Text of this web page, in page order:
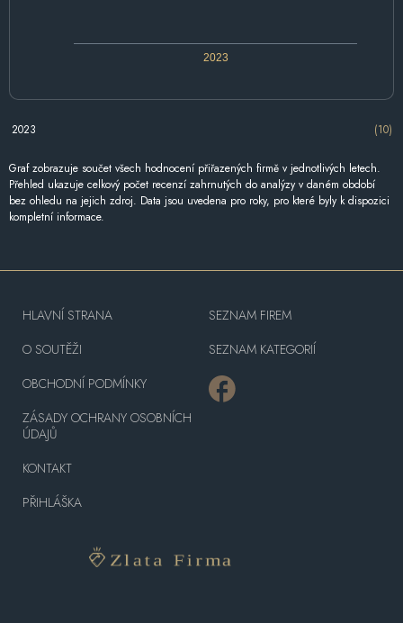
2023
2023 (10)
Graf zobrazuje součet všech hodnocení přiřazených firmě v jednotlivých letech.
Přehled ukazuje celkový počet recenzí zahrnutých do analýzy v daném období
bez ohledu na jejich zdroj. Data jsou uvedena pro roky, pro které byly k dispozici
kompletní informace.
HLAVNÍ STRANA
O SOUTĚŽI
OBCHODNÍ PODMÍNKY
ZÁSADY OCHRANY OSOBNÍCH
ÚDAJŮ
KONTAKT
PŘIHLÁŠKA
SEZNAM FIREM
SEZNAM KATEGORIÍ